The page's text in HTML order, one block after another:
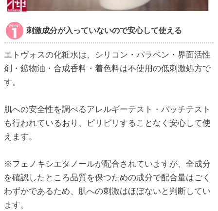
刺激成分が入っていないので安心して使える
エトヴォスの化粧水は、シリコン・パラベン・界面活性
剤・鉱物油・合成香料・着色料は不使用の低刺激処方で
す。
肌への安全性を調べるアレルギーテスト・パッチテスト
も行われているおり、ピリピリすることなく安心して使
えます。
※フェノキシエタノールが配合されていますが、全成分
を確認したところ品質を保つための成分で配合量はごく
わずかであるため、肌への刺激はほぼないと判断してい
ます。